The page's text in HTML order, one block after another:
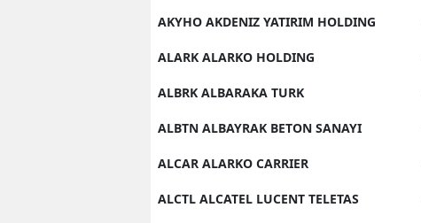
AKYHO AKDENIZ YATIRIM HOLDING
ALARK ALARKO HOLDING
ALBRK ALBARAKA TURK
ALBTN ALBAYRAK BETON SANAYI
ALCAR ALARKO CARRIER
ALCTL ALCATEL LUCENT TELETAS